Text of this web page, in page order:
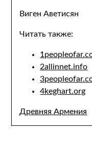
Виген Аветисян
Читать также:
2allinnet.info
4keghart.org
Древняя Армения